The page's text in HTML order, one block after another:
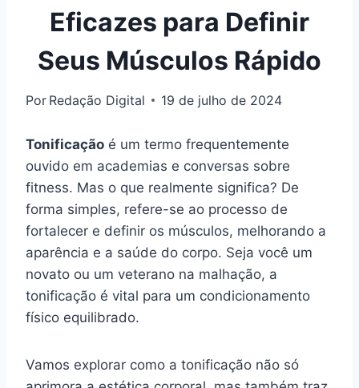
Eficazes para Definir
Seus Músculos Rápido
Por Redação Digital 19 de julho de 2024
Tonificação é um termo frequentemente
ouvido em academias e conversas sobre
fitness. Mas o que realmente significa? De
forma simples, refere-se ao processo de
fortalecer e definir os músculos, melhorando a
aparência e a saúde do corpo. Seja você um
novato ou um veterano na malhação, a
tonificação é vital para um condicionamento
físico equilibrado.
Vamos explorar como a tonificação não só